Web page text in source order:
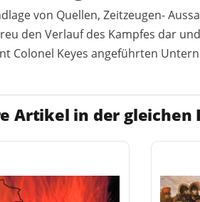
von Quellen, Zeitzeugen-
den Verlauf des Kampfes dar
Colonel Keyes angeführten
Artikel in der gleichen